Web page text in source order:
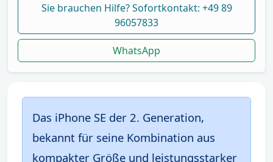
Sie brauchen Hilfe? Sofortkontakt: +49 89
96057833
WhatsApp
Das iPhone SE der 2. Generation,
bekannt für seine Kombination aus
kompakter Größe und leistungsstarker